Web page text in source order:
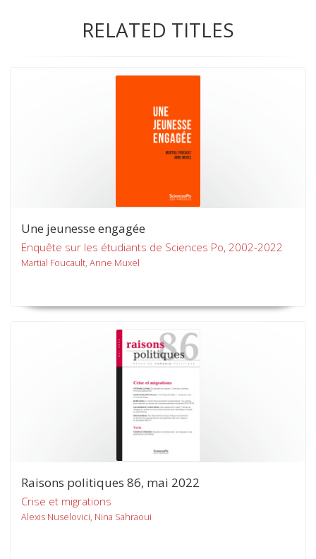
RELATED TITLES
Une jeunesse engagée
Enquête sur les étudiants de Sciences Po, 2002-2022
Martial Foucault, Anne Muxel
Raisons politiques 86, mai 2022
Crise et migrations
Alexis Nuselovici, Nina Sahraoui